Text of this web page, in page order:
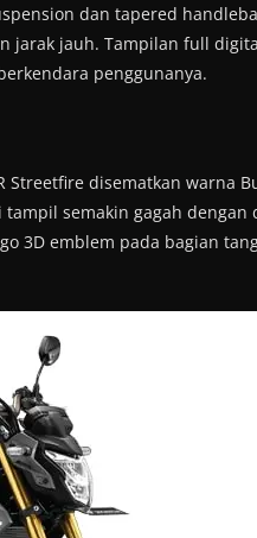
dan tapered
jarak jauh. Tampilan full
penggunanya.
Streetfire disematkan warna
semakin gagah dengan
3D emblem pada bagian